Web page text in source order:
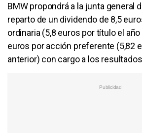
BMW propondrá a la junta general
reparto de un dividendo de 8,5
ordinaria (5,8 euros por título el
euros por acción preferente (5,82
anterior) con cargo a los